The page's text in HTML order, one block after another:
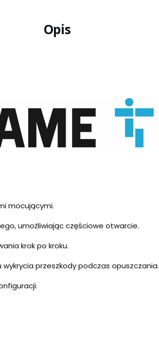
Opis
mocującymi.
umożliwiając częściowe otwarcie.
krok po kroku.
przeszkody podczas opuszczania.